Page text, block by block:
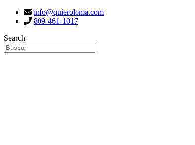
info@quieroloma.com
809-461-1017
Search